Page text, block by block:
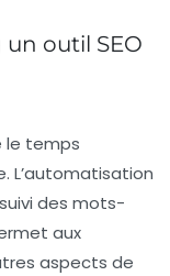
un outil SEO
le temps
L’automatisation
des mots-
aux
aspects de